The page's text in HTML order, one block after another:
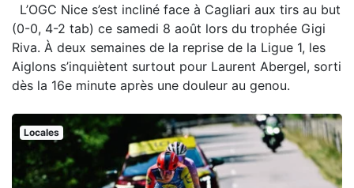
L’OGC Nice s’est incliné face à Cagliari aux tirs au but
(0-0, 4-2 tab) ce samedi 8 août lors du trophée Gigi
Riva. À deux semaines de la reprise de la Ligue 1, les
Aiglons s’inquiètent surtout pour Laurent Abergel, sorti
dès la 16e minute après une douleur au genou.
Locales